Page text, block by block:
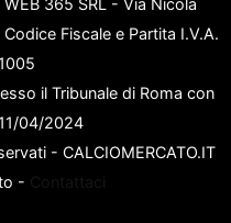
365 SRL - Via Nicola
Fiscale e Partita I.V.A.
il Tribunale di Roma con
04/2024
- CALCIOMERCATO.IT
- Contattaci